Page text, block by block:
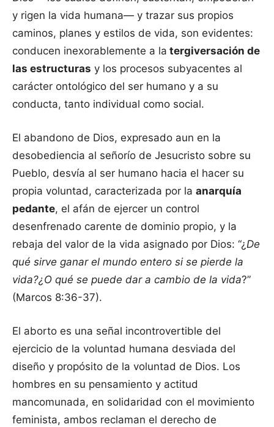
y rigen la vida humana— y trazar sus propios
caminos, planes y estilos de vida, son evidentes:
conducen inexorablemente a la tergiversación de
las estructuras y los procesos subyacentes al
carácter ontológico del ser humano y a su
conducta, tanto individual como social.
El abandono de Dios, expresado aun en la
desobediencia al señorío de Jesucristo sobre su
Pueblo, desvía al ser humano hacia el hacer su
propia voluntad, caracterizada por la anarquía
pedante, el afán de ejercer un control
desenfrenado carente de dominio propio, y la
rebaja del valor de la vida asignado por Dios: “¿De
qué sirve ganar el mundo entero si se pierde la
vida?¿O qué se puede dar a cambio de la vida?”
(Marcos 8:36-37).
El aborto es una señal incontrovertible del
ejercicio de la voluntad humana desviada del
diseño y propósito de la voluntad de Dios. Los
hombres en su pensamiento y actitud
mancomunada, en solidaridad con el movimiento
feminista, ambos reclaman el derecho de